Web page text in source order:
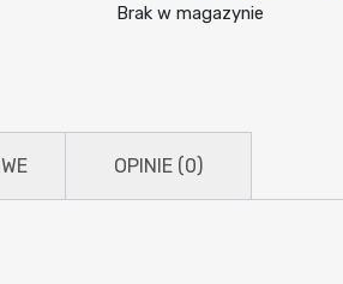
Brak w magazynie
OPINIE (0)